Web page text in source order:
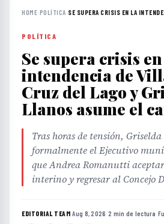
HOME›POLÍTICA›SE SUPERA CRISIS EN LA
POLÍTICA
Se supera crisis
intendencia de
Cruz del Lago y
Llanos asume el
Tras horas de tensión,
formalmente el Ejecutivo
que Andrea Romanutti
interino y regresar al Concejo
EDITORIAL TEAM·Aug 8, 2026 ·2 min de lectura ·